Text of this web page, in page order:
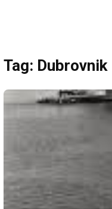
Tag: Dubrovnik